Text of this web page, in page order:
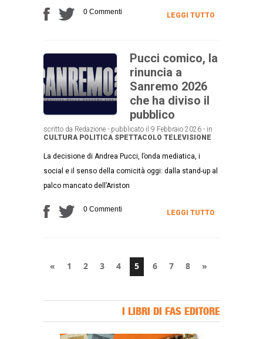
0 Commenti LEGGI TUTTO
Pucci comico, la
rinuncia a
Sanremo 2026
che ha diviso il
pubblico
scritto da Redazione - pubblicato il 9 Febbraio 2026 - in
CULTURA POLITICA SPETTACOLO TELEVISIONE
La decisione di Andrea Pucci, l’onda mediatica, i
social e il senso della comicità oggi: dalla stand-up al
palco mancato dell’Ariston
0 Commenti LEGGI TUTTO
« 1 2 3 4 5 6 7 8 »
I LIBRI DI FAS EDITORE